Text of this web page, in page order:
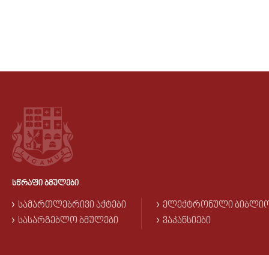
ᲡᲬᲠᲐᲤᲘ ᲑᲛᲣᲚᲔᲑᲘ
ᲡᲐᲛᲐᲠᲗᲚᲔᲑᲠᲘᲕᲘ ᲐᲥᲢᲔᲑᲘ
ᲡᲐᲡᲐᲠᲒᲔᲑᲚᲝ ᲑᲛᲣᲚᲔᲑᲘ
ᲔᲚᲔᲥᲢᲠᲝᲜᲣᲚᲘ
ᲕᲐᲙᲐᲜᲡᲘᲔᲑᲘ